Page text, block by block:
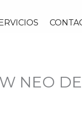
NEO